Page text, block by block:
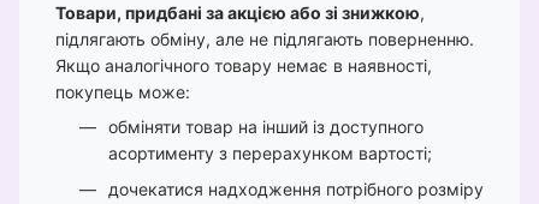
Товари, придбані за акцією або зі знижкою,
підлягають обміну, але не підлягають поверненню.
Якщо аналогічного товару немає в наявності,
покупець може:
обміняти товар на інший із доступного
асортименту з перерахунком вартості;
дочекатися надходження потрібного розміру